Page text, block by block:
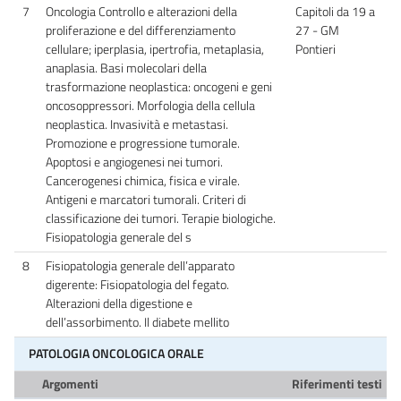
7
Oncologia Controllo e alterazioni della
proliferazione e del differenziamento
cellulare; iperplasia, ipertrofia, metaplasia,
anaplasia. Basi molecolari della
trasformazione neoplastica: oncogeni e geni
oncosoppressori. Morfologia della cellula
neoplastica. Invasività e metastasi.
Promozione e progressione tumorale.
Apoptosi e angiogenesi nei tumori.
Cancerogenesi chimica, fisica e virale.
Antigeni e marcatori tumorali. Criteri di
classificazione dei tumori. Terapie biologiche.
Fisiopatologia generale del s
Capitoli da 19 a
27 - GM
Pontieri
8
Fisiopatologia generale dell’apparato
digerente: Fisiopatologia del fegato.
Alterazioni della digestione e
dell’assorbimento. Il diabete mellito
PATOLOGIA ONCOLOGICA ORALE
Argomenti
Riferimenti testi